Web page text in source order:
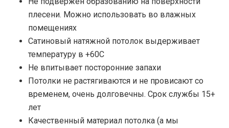
плесени. Можно использовать во влажных
помещениях
Сатиновый натяжной потолок выдерживает
температуру в +60С
Не впитывает посторонние запахи
Потолки не растягиваются и не провисают со
временем, очень долговечны. Срок службы 15+
лет
Качественный материал потолка (а мы